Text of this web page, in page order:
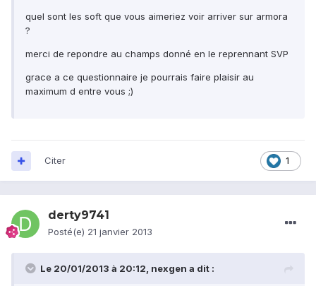
quel sont les soft que vous aimeriez voir arriver sur armora
?
merci de repondre au champs donné en le reprennant SVP
grace a ce questionnaire je pourrais faire plaisir au
maximum d entre vous ;)
1
Citer
derty9741
Posté(e) 21 janvier 2013
Le 20/01/2013 à 20:12, nexgen a dit :